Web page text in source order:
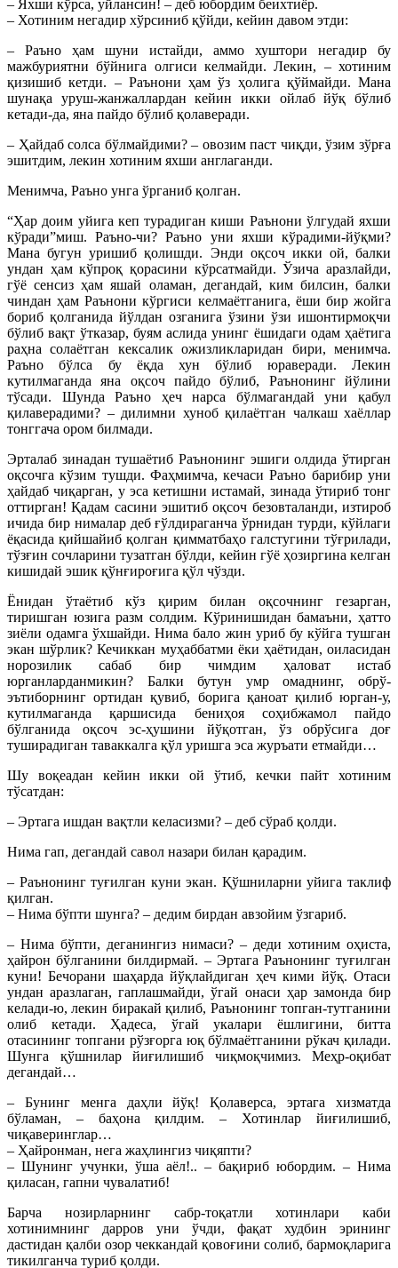
– Яхши кўрса, уйлансин! – деб юбордим беихтиёр.
– Хотиним негадир хўрсиниб қўйди, кейин давом этди:
– Раъно ҳам шуни истайди, аммо хуштори негадир бу
мажбуриятни бўйнига олгиси келмайди. Лекин, – хотиним
қизишиб кетди. – Раънони ҳам ўз ҳолига қўймайди. Мана
шунақа уруш-жанжаллардан кейин икки ойлаб йўқ бўлиб
кетади-да, яна пайдо бўлиб қолаверади.
– Ҳайдаб солса бўлмайдими? – овозим паст чиқди, ўзим зўрға
эшитдим, лекин хотиним яхши англаганди.
Менимча, Раъно унга ўрганиб қолган.
“Ҳар доим уйига кеп турадиган киши Раънони ўлгудай яхши
кўради”миш. Раъно-чи? Раъно уни яхши кўрадими-йўқми?
Мана бугун уришиб қолишди. Энди оқсоч икки ой, балки
ундан ҳам кўпроқ қорасини кўрсатмайди. Ўзича аразлайди,
гўё сенсиз ҳам яшай оламан, дегандай, ким билсин, балки
чиндан ҳам Раънони кўргиси келмаётганига, ёши бир жойга
бориб қолганида йўлдан озганига ўзини ўзи ишонтирмоқчи
бўлиб вақт ўтказар, буям аслида унинг ёшидаги одам ҳаётига
раҳна солаётган кексалик ожизликларидан бири, менимча.
Раъно бўлса бу ёқда хун бўлиб юраверади. Лекин
кутилмаганда яна оқсоч пайдо бўлиб, Раънонинг йўлини
тўсади. Шунда Раъно ҳеч нарса бўлмагандай уни қабул
қилаверадими? – дилимни хуноб қилаётган чалкаш хаёллар
тонггача ором билмади.
Эрталаб зинадан тушаётиб Раънонинг эшиги олдида ўтирган
оқсочга кўзим тушди. Фаҳмимча, кечаси Раъно барибир уни
ҳайдаб чиқарган, у эса кетишни истамай, зинада ўтириб тонг
оттирган! Қадам сасини эшитиб оқсоч безовталанди, изтироб
ичида бир нималар деб ғўлдираганча ўрнидан турди, кўйлаги
ёқасида қийшайиб қолган қимматбаҳо галстугини тўғрилади,
тўзғин сочларини тузатган бўлди, кейин гўё ҳозиргина келган
кишидай эшик қўнғироғига қўл чўзди.
Ёнидан ўтаётиб кўз қирим билан оқсочнинг гезарган,
тиришган юзига разм солдим. Кўринишидан бамаъни, ҳатто
зиёли одамга ўхшайди. Нима бало жин уриб бу кўйга тушган
экан шўрлик? Кечиккан муҳаббатми ёки ҳаётидан, оиласидан
норозилик сабаб бир чимдим ҳаловат истаб
юрганларданмикин? Балки бутун умр омаднинг, обрў-
эътиборнинг ортидан қувиб, борига қаноат қилиб юрган-у,
кутилмаганда қаршисида бениҳоя соҳибжамол пайдо
бўлганида оқсоч эс-ҳушини йўқотган, ўз обрўсига доғ
туширадиган таваккалга қўл уришга эса журъати етмайди…
Шу воқеадан кейин икки ой ўтиб, кечки пайт хотиним
тўсатдан:
– Эртага ишдан вақтли келасизми? – деб сўраб қолди.
Нима гап, дегандай савол назари билан қарадим.
– Раънонинг туғилган куни экан. Қўшниларни уйига таклиф
қилган.
– Нима бўпти шунга? – дедим бирдан авзойим ўзгариб.
– Нима бўпти, деганингиз нимаси? – деди хотиним оҳиста,
ҳайрон бўлганини билдирмай. – Эртага Раънонинг туғилган
куни! Бечорани шаҳарда йўқлайдиган ҳеч кими йўқ. Отаси
ундан аразлаган, гаплашмайди, ўгай онаси ҳар замонда бир
келади-ю, лекин биракай қилиб, Раънонинг топган-тутганини
олиб кетади. Ҳадеса, ўгай укалари ёшлигини, битта
отасининг топгани рўзғорга юқ бўлмаётганини рўкач қилади.
Шунга қўшнилар йиғилишиб чиқмоқчимиз. Меҳр-оқибат
дегандай…
– Бунинг менга даҳли йўқ! Қолаверса, эртага хизматда
бўламан, – баҳона қилдим. – Хотинлар йиғилишиб,
чиқаверинглар…
– Ҳайронман, нега жаҳлингиз чиқяпти?
– Шунинг учунки, ўша аёл!.. – бақириб юбордим. – Нима
қиласан, гапни чувалатиб!
Барча нозирларнинг сабр-тоқатли хотинлари каби
хотинимнинг дарров уни ўчди, фақат худбин эрининг
дастидан қалби озор чеккандай қовоғини солиб, бармоқларига
тикилганча туриб қолди.